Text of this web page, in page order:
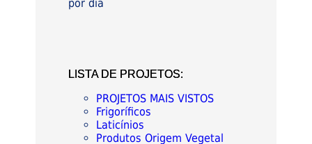
por dia
LISTA DE PROJETOS:
PROJETOS MAIS VISTOS
Frigoríficos
Laticínios
Produtos Origem Vegetal